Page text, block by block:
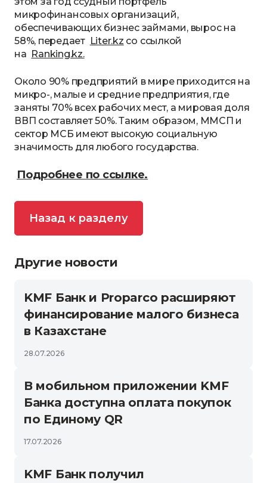
микрофинансовых организаций,
обеспечивающих бизнес займами, вырос на
58%, передает Liter.kz со ссылкой
на Ranking.kz.
Около 90% предприятий в мире приходится на
микро-, малые и средние предприятия, где
заняты 70% всех рабочих мест, а мировая доля
ВВП составляет 50%. Таким образом, ММСП и
сектор МСБ имеют высокую социальную
значимость для любого государства.
Подробнее по ссылке.
Назад к разделу
Другие новости
KMF Банк и Proparco расширяют
финансирование малого бизнеса
в Казахстане
28.07.2026
В мобильном приложении KMF
Банка доступна оплата покупок
по Единому QR
17.07.2026
KMF Банк получил